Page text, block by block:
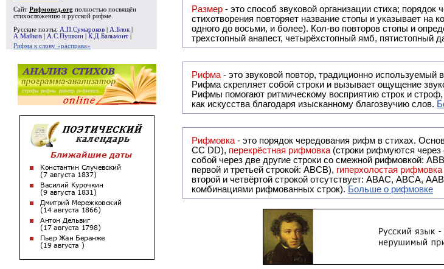
Сайт Рифмовед.org полностью посвящён
стихосложению и русской рифме.
Русские поэты: А.П.Сумароков А.Блок
А.Майков
А.С.Пушкин К.Д.Бальмонт
Рифма к слову «расправа»
Размер - это способ звуковой организации стиха;
стихотворения повторяет название стопы и указывает на
одного до восьми, и более). Кол-во повторов стопы и
трехстопный анапест, четырёхстопный ямб, пятистопный
Рифма
- это звуковой повтор,
Рифма скрепляет собой строки и вызывает ощущение
Рифмы помогают ритмическому восприятию строк и
как искусства благодаря изысканному благозвучию слов.
Рифмовка - это порядок чередования рифм в стихах.
СС DD), перекрёстная рифмовка (строки рифмуются через
собой через две другие строки со смежной рифмовкой:
первой и третьей строкой: АBCB), гиперхолостая рифмовка
второй и четвёртой строкой отсутствует: ABAC, ABCA, AABC), смешанная или вольная рифмовка (рифмовка в сложных строфах с
комбинациями рифмованных строк). Больше о рифмовке